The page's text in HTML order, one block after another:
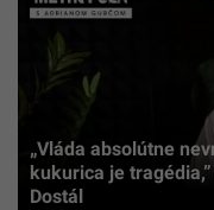
„Vláda absolútne
kukurica je
Dostál